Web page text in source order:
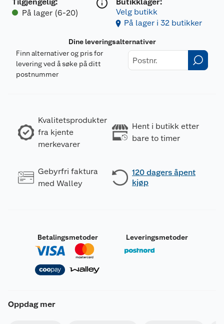
På lager (6-20)
Velg butikk
På lager i 32 butikker
Dine leveringsalternativer
Finn alternativer og pris for
levering ved å søke på ditt
postnummer
Kvalitetsprodukter
fra kjente
merkevarer
Hent i butikk etter
bare to timer
Gebyrfri faktura
med Walley
120 dagers åpent
kjøp
Betalingsmetoder Leveringsmetoder
Oppdag mer